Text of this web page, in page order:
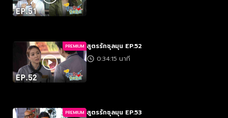
PREMIUM สูตรรักชุลมุน EP.52
0:34:15 นาที
PREMIUM สูตรรักชุลมุน EP.53